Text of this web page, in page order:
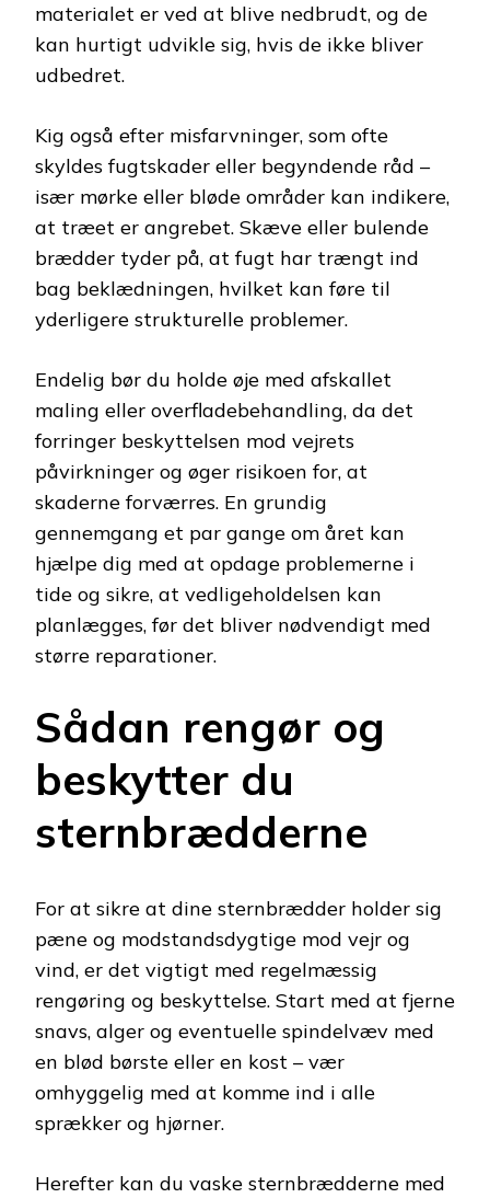
materialet er ved at blive nedbrudt, og de
kan hurtigt udvikle sig, hvis de ikke bliver
udbedret.
Kig også efter misfarvninger, som ofte
skyldes fugtskader eller begyndende råd –
især mørke eller bløde områder kan indikere,
at træet er angrebet. Skæve eller bulende
brædder tyder på, at fugt har trængt ind
bag beklædningen, hvilket kan føre til
yderligere strukturelle problemer.
Endelig bør du holde øje med afskallet
maling eller overfladebehandling, da det
forringer beskyttelsen mod vejrets
påvirkninger og øger risikoen for, at
skaderne forværres. En grundig
gennemgang et par gange om året kan
hjælpe dig med at opdage problemerne i
tide og sikre, at vedligeholdelsen kan
planlægges, før det bliver nødvendigt med
større reparationer.
Sådan rengør og
beskytter du
sternbrædderne
For at sikre at dine sternbrædder holder sig
pæne og modstandsdygtige mod vejr og
vind, er det vigtigt med regelmæssig
rengøring og beskyttelse. Start med at fjerne
snavs, alger og eventuelle spindelvæv med
en blød børste eller en kost – vær
omhyggelig med at komme ind i alle
sprækker og hjørner.
Herefter kan du vaske sternbrædderne med